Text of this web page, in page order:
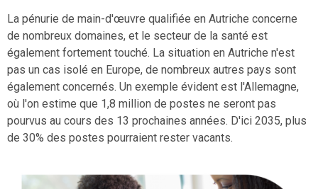
La pénurie de main-d'œuvre qualifiée en Autriche concerne
de nombreux domaines, et le secteur de la santé est
également fortement touché. La situation en Autriche n'est
pas un cas isolé en Europe, de nombreux autres pays sont
également concernés. Un exemple évident est l'Allemagne,
où l'on estime que 1,8 million de postes ne seront pas
pourvus au cours des 13 prochaines années. D'ici 2035, plus
de 30% des postes pourraient rester vacants.